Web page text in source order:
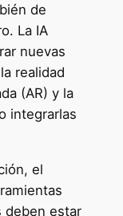
de
La IA
nuevas
realidad
(AR) y la
integrarlas
el
deben estar